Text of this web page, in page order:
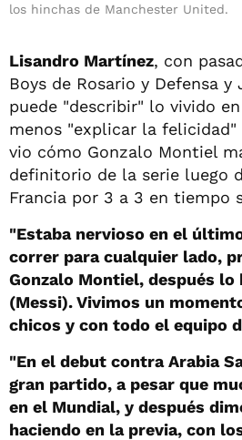
los hinchas de Manchester United.
Lisandro Martínez, con
Boys de Rosario y Defensa
puede "describir" lo vivido
menos "explicar la
vio cómo Gonzalo Montiel
definitorio de la serie luego
Francia por 3 a 3 en tiempo
"Estaba nervioso en el
correr para cualquier lado,
Gonzalo Montiel, después lo
(Messi). Vivimos un
chicos y con todo el equipo
"En el debut contra Arabia
gran partido, a pesar que
en el Mundial, y después
haciendo en la previa, con